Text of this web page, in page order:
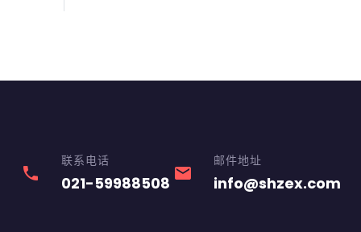
phone
联系电话
021-59988508 email
邮件地址
info@shzex.com